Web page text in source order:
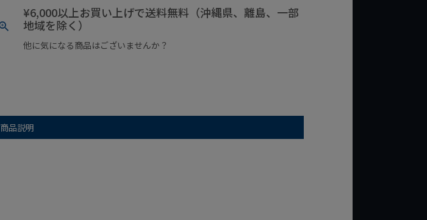
¥6,000以上お買い上げで送料無料（沖縄県、離島、一部
地域を除く）
他に気になる商品はございませんか？
商品説明